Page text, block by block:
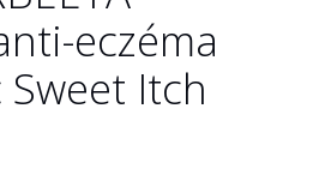
eczéma
Sweet Itch